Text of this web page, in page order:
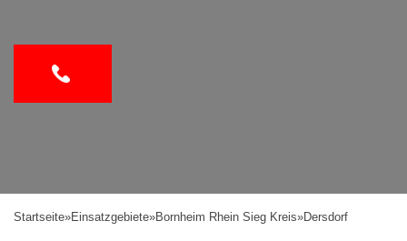
Startseite»Einsatzgebiete»Bornheim Rhein Sieg Kreis»Dersdorf